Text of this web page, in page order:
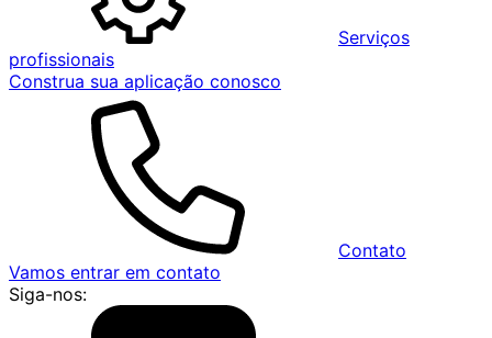
Serviços
profissionais
Construa sua aplicação conosco
Contato
Vamos entrar em contato
Siga-nos: